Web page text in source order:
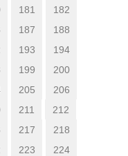
181
182
187
188
193
194
199
200
205
206
211
212
217
218
223
224